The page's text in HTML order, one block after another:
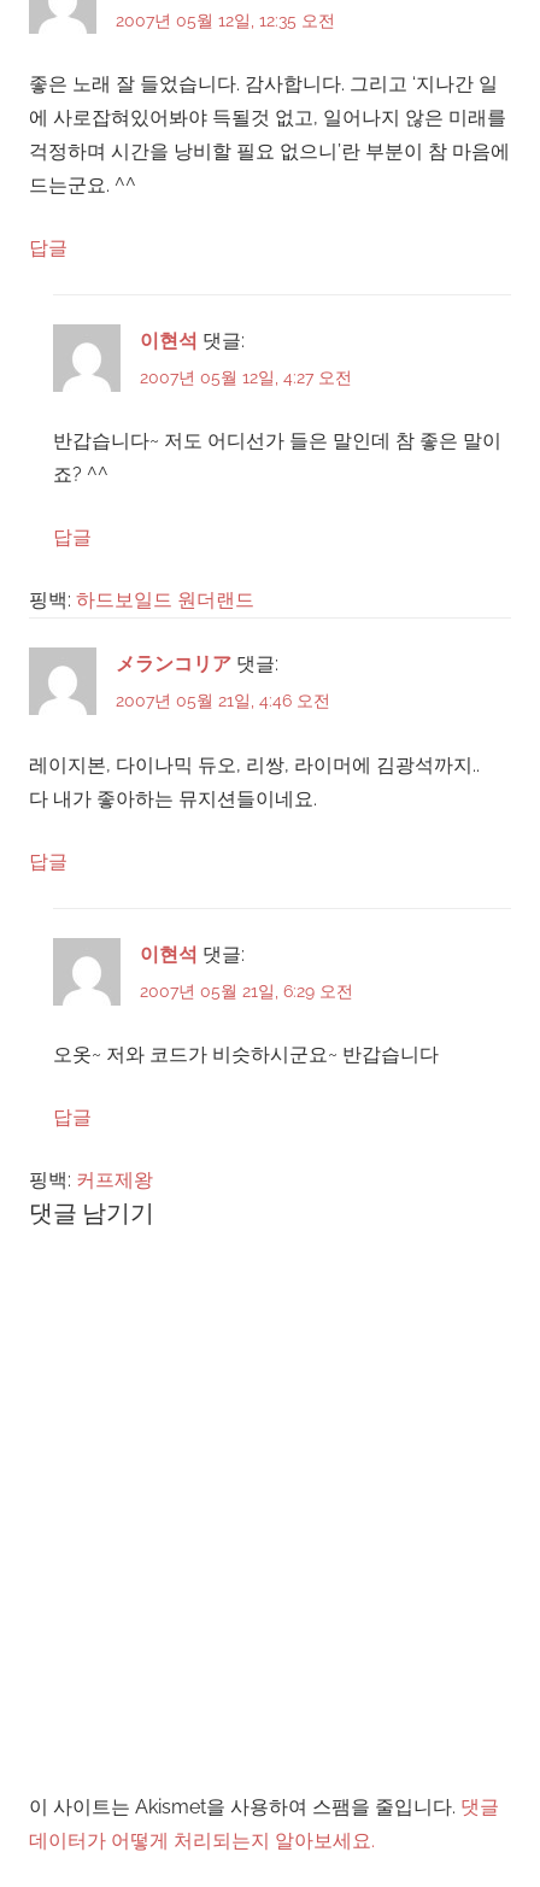
2007년 05월 12일, 12:35 오전
좋은 노래 잘 들었습니다. 감사합니다. 그리고 ‘지나간 일
에 사로잡혀있어봐야 득될것 없고, 일어나지 않은 미래를
걱정하며 시간을 낭비할 필요 없으니’란 부분이 참 마음에
드는군요. ^^
답글
이현석 댓글:
2007년 05월 12일, 4:27 오전
반갑습니다~ 저도 어디선가 들은 말인데 참 좋은 말이
죠? ^^
답글
핑백: 하드보일드 원더랜드
メランコリア 댓글:
2007년 05월 21일, 4:46 오전
레이지본, 다이나믹 듀오, 리쌍, 라이머에 김광석까지..
다 내가 좋아하는 뮤지션들이네요.
답글
이현석 댓글:
2007년 05월 21일, 6:29 오전
오옷~ 저와 코드가 비슷하시군요~ 반갑습니다
답글
핑백: 커프제왕
댓글 남기기
이 사이트는 Akismet을 사용하여 스팸을 줄입니다. 댓글
데이터가 어떻게 처리되는지 알아보세요.